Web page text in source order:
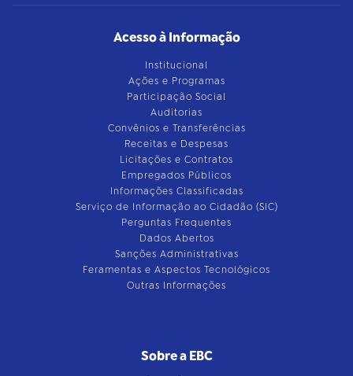
Acesso à Informação
Institucional
Ações e Programas
Participação Social
Auditorias
Convênios e Transferências
Receitas e Despesas
Licitações e Contratos
Empregados Públicos
Informações Classificadas
Serviço de Informação ao Cidadão (SIC)
Perguntas Frequentes
Dados Abertos
Sanções Administrativas
Feramentas e Aspectos Tecnológicos
Outras Informações
Sobre a EBC